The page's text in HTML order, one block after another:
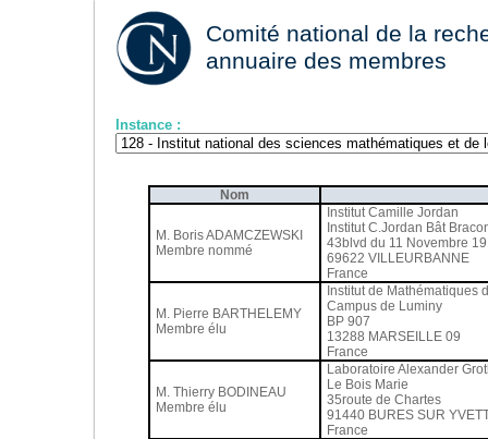
Comité national de la
annuaire des membres
Instance :
Nom
M. Boris ADAMCZEWSKI
Membre nommé
Institut Camille Jordan
Institut C.Jordan Bât
43blvd du 11 Novembre
69622 VILLEURBANNE
France
M. Pierre BARTHELEMY
Membre élu
Institut de Mathématiques
Campus de Luminy
BP 907
13288 MARSEILLE 09
France
M. Thierry BODINEAU
Membre élu
Laboratoire Alexander
Le Bois Marie
35route de Chartes
91440 BURES SUR
France